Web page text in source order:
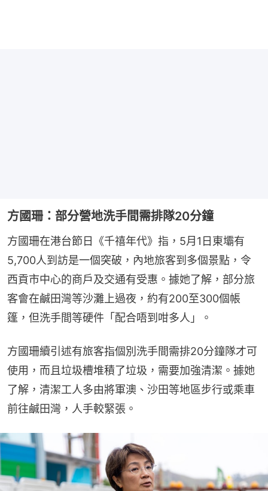
方國珊：部分營地洗手間需排隊20分鐘
方國珊在港台節日《千禧年代》指，5月1日東壩有
5,700人到訪是一個突破，內地旅客到多個景點，令
西貢市中心的商戶及交通有受惠。據她了解，部分旅
客會在鹹田灣等沙灘上過夜，約有200至300個帳
篷，但洗手間等硬件「配合唔到咁多人」。
方國珊續引述有旅客指個別洗手間需排20分鐘隊才可
使用，而且垃圾槽堆積了垃圾，需要加強清潔。據她
了解，清潔工人多由將軍澳、沙田等地區步行或乘車
前往鹹田灣，人手較緊張。